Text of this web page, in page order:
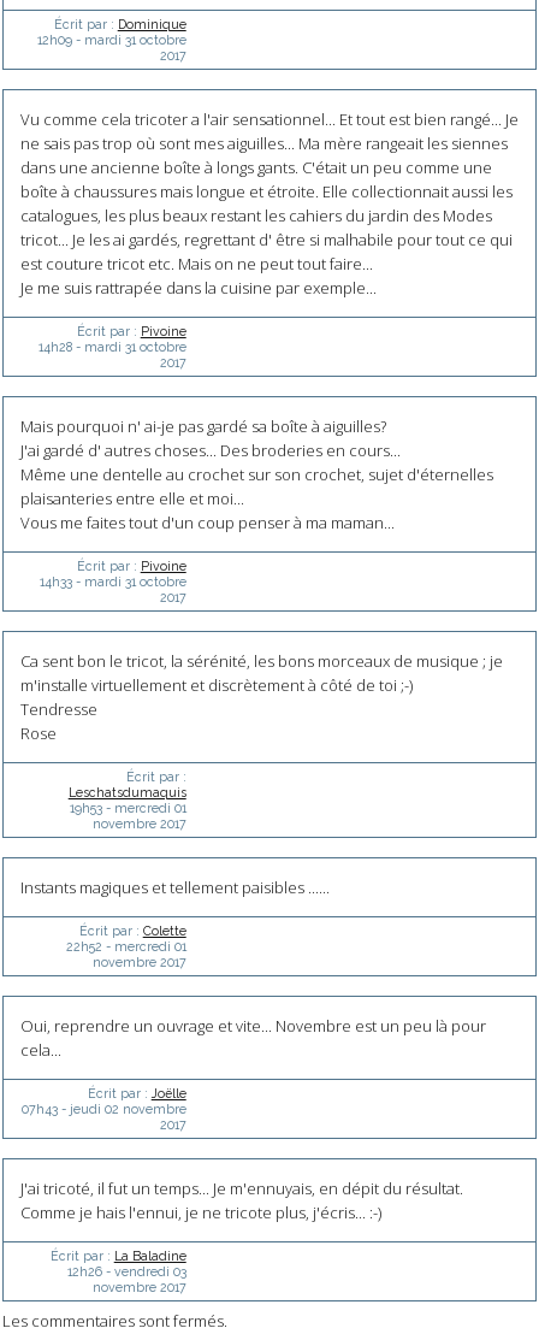
Écrit par : Dominique
12h09- mardi 31 octobre
2017
Vu comme cela tricoter a l'air sensationnel... Et tout est bien rangé... Je
ne sais pas trop où sont mes aiguilles... Ma mère rangeait les siennes
dans une ancienne boîte à longs gants. C'était un peu comme une
boîte à chaussures mais longue et étroite. Elle collectionnait aussi les
catalogues, les plus beaux restant les cahiers du jardin des Modes
tricot... Je les ai gardés, regrettant d' être si malhabile pour tout ce qui
est couture tricot etc. Mais on ne peut tout faire...
Je me suis rattrapée dans la cuisine par exemple...
Écrit par : Pivoine
14h28- mardi 31 octobre
2017
Mais pourquoi n' ai-je pas gardé sa boîte à aiguilles?
J'ai gardé d' autres choses... Des broderies en cours...
Même une dentelle au crochet sur son crochet, sujet d'éternelles
plaisanteries entre elle et moi...
Vous me faites tout d'un coup penser à ma maman...
Écrit par : Pivoine
14h33- mardi 31 octobre
2017
Ca sent bon le tricot, la sérénité, les bons morceaux de musique ; je
m'installe virtuellement et discrètement à côté de toi ;-)
Tendresse
Rose
Écrit par :
Leschatsdumaquis
19h53- mercredi 01
novembre 2017
Instants magiques et tellement paisibles ......
Écrit par : Colette
22h52 - mercredi 01
novembre 2017
Oui, reprendre un ouvrage et vite... Novembre est un peu là pour
cela...
Écrit par : Joëlle
07h43- jeudi 02 novembre
2017
J'ai tricoté, il fut un temps... Je m'ennuyais, en dépit du résultat.
Comme je hais l'ennui, je ne tricote plus, j'écris... :-)
Écrit par : La Baladine
12h26- vendredi 03
novembre 2017
Les commentaires sont fermés.